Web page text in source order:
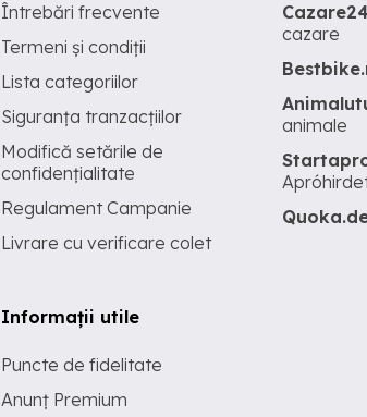
Întrebări frecvente
Termeni și condiții
Lista categoriilor
Siguranța tranzacțiilor
Modifică setările de
confidențialitate
Regulament Campanie
Livrare cu verificare colet
Informații utile
Puncte de fidelitate
Anunț Premium
cazare
animale